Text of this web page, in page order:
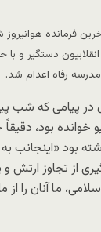
فرمانده
دستگیر و
در پیامی که شب
خوانده بود،
بود «اینجانب
از تجاوز ارتش و
ما آنان را از